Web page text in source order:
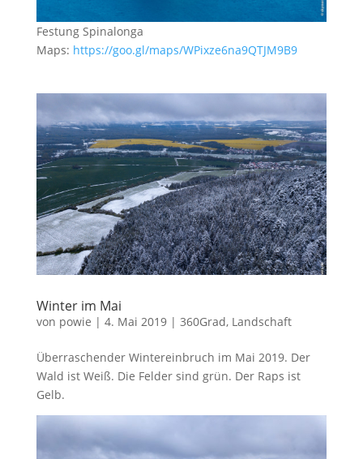
Festung Spinalonga
Maps: https://goo.gl/maps/WPixze6na9QTJM9B9
Winter im Mai
von powie | 4. Mai 2019| 360Grad, Landschaft
Überraschender Wintereinbruch im Mai 2019. Der
Wald ist Weiß. Die Felder sind grün. Der Raps ist
Gelb.